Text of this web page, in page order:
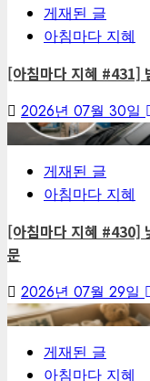
게재된 글
아침마다 지혜
[아침마다 지혜 #431]
2026년 07월 30일
6
게재된 글
아침마다 지혜
[아침마다 지혜 #430]
문
2026년 07월 29일
7
게재된 글
아침마다 지혜